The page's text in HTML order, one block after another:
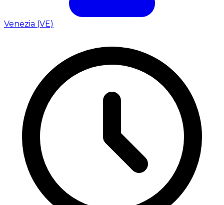
Venezia (VE)